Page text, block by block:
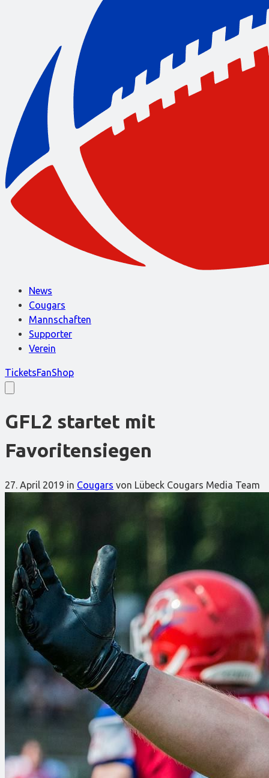
News
Cougars
Mannschaften
Supporter
Verein
TicketsFanShop
GFL2 startet mit
Favoritensiegen
27. April 2019 in Cougars von Lübeck Cougars Media Team